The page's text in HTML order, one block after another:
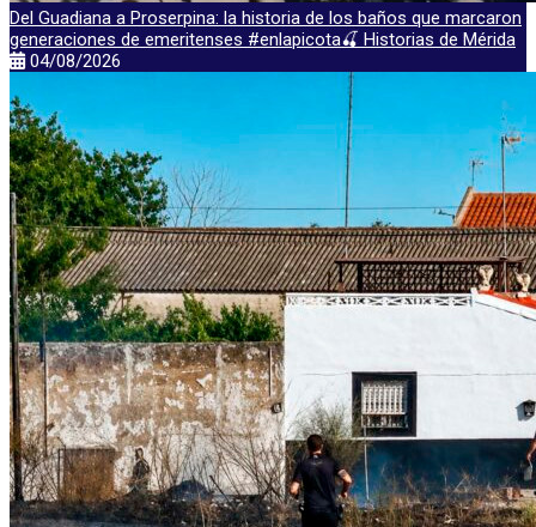
Del Guadiana a Proserpina: la historia de los baños que marcaron
generaciones de emeritenses #enlapicota🍒 Historias de Mérida
04/08/2026